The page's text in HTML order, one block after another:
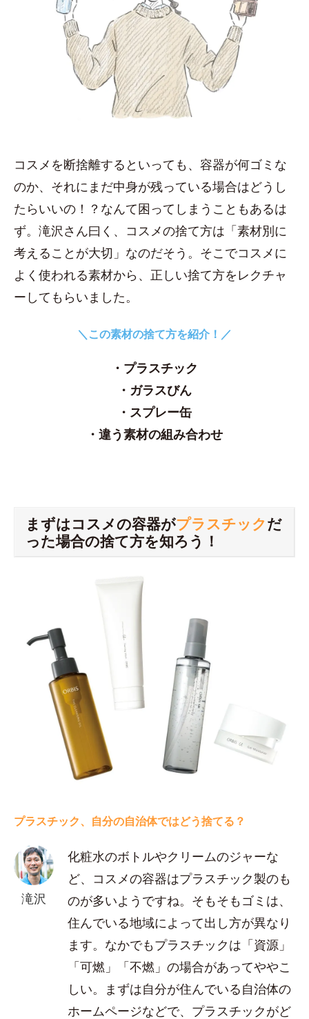
コスメを断捨離するといっても、容器が何ゴミな
のか、それにまだ中身が残っている場合はどうし
たらいいの！？なんて困ってしまうこともあるは
ず。滝沢さん曰く、コスメの捨て方は「素材別に
考えることが大切」なのだそう。そこでコスメに
よく使われる素材から、正しい捨て方をレクチャ
ーしてもらいました。
＼この素材の捨て方を紹介！／
・プラスチック
・ガラスびん
・スプレー缶
・違う素材の組み合わせ
まずはコスメの容器がプラスチックだ
った場合の捨て方を知ろう！
プラスチック、自分の自治体ではどう捨てる？
滝沢
化粧水のボトルやクリームのジャーな
ど、コスメの容器はプラスチック製のも
のが多いようですね。そもそもゴミは、
住んでいる地域によって出し方が異なり
ます。なかでもプラスチックは「資源」
「可燃」「不燃」の場合があってややこ
しい。まずは自分が住んでいる自治体の
ホームページなどで、プラスチックがど